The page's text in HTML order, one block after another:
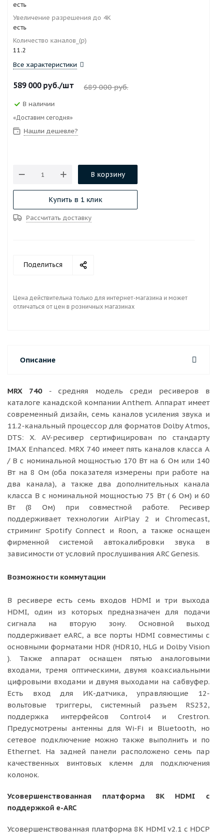
есть
Увеличение разрешения до 4K
есть
Количество каналов_(р)
11.2
Все характеристики
589 000руб./шт 689 000руб.
В наличии
«Доставим сегодня»
Нашли дешевле?
В корзину
Купить в 1 клик
Рассчитать доставку
Поделиться
Цена действительна только для интернет-магазина и может
отличаться от цен в розничных магазинах
Описание
MRX 740 - средняя модель среди ресиверов в
каталоге канадской компании Anthem. Аппарат имеет
современный дизайн, семь каналов усиления звука и
11.2-канальный процессор для форматов Dolby Atmos,
DTS: X. AV-ресивер сертифицирован по стандарту
IMAX Enhanced. MRX 740 имеет пять каналов класса A
/ B с номинальной мощностью 170 Вт на 6 Ом или 140
Вт на 8 Ом (оба показателя измерены при работе на
два канала), а также два дополнительных канала
класса B с номинальной мощностью 75 Вт ( 6 Ом) и 60
Вт (8 Ом) при совместной работе. Ресивер
поддерживает технологии AirPlay 2 и Chromecast,
стриминг Spotify Connect и Roon, а также оснащен
фирменной системой автокалибровки звука в
зависимости от условий прослушивания ARC Genesis.
Возможности коммутации
В ресивере есть семь входов HDMI и три выхода
HDMI, один из которых предназначен для подачи
сигнала на вторую зону. Основной выход
поддерживает eARC, а все порты HDMI совместимы с
основными форматами HDR (HDR10, HLG и Dolby Vision
). Также аппарат оснащен пятью аналоговыми
входами, тремя оптическими, двумя коаксиальными
цифровыми входами и двумя выходами на сабвуфер.
Есть вход для ИК-датчика, управляющие 12-
вольтовые триггеры, системный разъем RS232,
поддержка интерфейсов Control4 и Crestron.
Предусмотрены антенны для Wi-Fi и Bluetooth, но
сетевое подключение можно также выполнить и по
Ethernet. На задней панели расположено семь пар
качественных винтовых клемм для подключения
колонок.
Усовершенствованная платформа 8K HDMI с
поддержкой e-ARC
Усовершенствованная платформа 8K HDMI v2.1 с HDCP